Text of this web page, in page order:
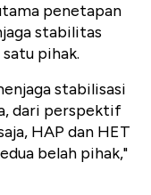
penetapan
stabilitas
pihak.
stabilisasi
dari perspektif
HAP dan HET
belah pihak,"